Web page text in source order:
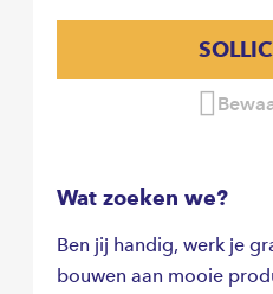
Wat zoeken we?
Ben jij handig, werk je
bouwen aan mooie